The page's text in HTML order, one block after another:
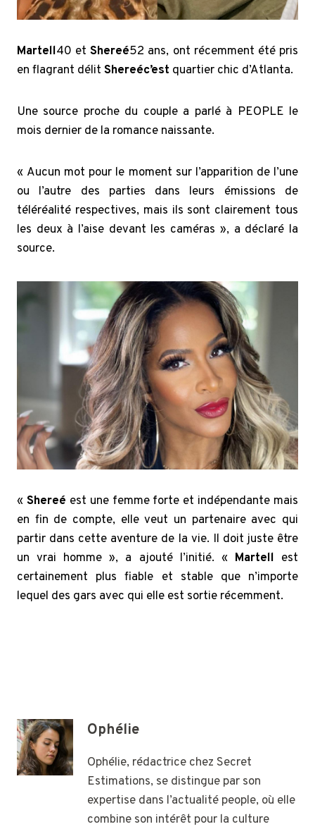
Martell40 etShereé52 ans, ont récemment été pris
en flagrant délit Shereéc’est quartier chic d’Atlanta.
Une source proche du couple a parlé à PEOPLE le
mois dernier de la romance naissante.
« Aucun mot pour le moment sur l’apparition de l’une
ou l’autre des parties dans leurs émissions de
téléréalité respectives, mais ils sont clairement tous
les deux à l’aise devant les caméras », a déclaré la
source.
« Shereé est une femme forte et indépendante mais
en fin de compte, elle veut un partenaire avec qui
partir dans cette aventure de la vie. Il doit juste être
un vrai homme », a ajouté l’initié. « Martell est
certainement plus fiable et stable que n’importe
lequel des gars avec qui elle est sortie récemment.
Ophélie
Ophélie, rédactrice chez Secret
Estimations, se distingue par son
expertise dans l’actualité people, où elle
combine son intérêt pour la culture